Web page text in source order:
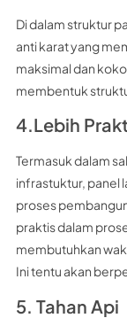
Di dalam struktur
anti karat yang
maksimal dan
membentuk
4.Lebih
Termasuk dalam
infrastuktur, panel
proses
praktis dalam
membutuhkan
Ini tentu akan
5. Tahan Api